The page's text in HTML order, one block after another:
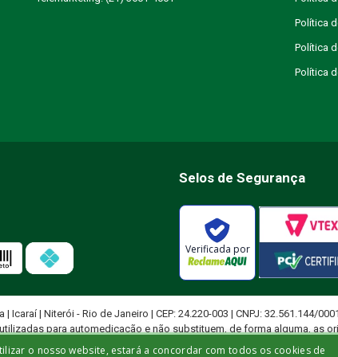
Política
Política
Política
Selos de Segurança
Verificada por
| Niterói - Rio de Janeiro | CEP: 24.220-003 | CNPJ: 32.561.144/
para automedicação e não substituem, de forma alguma, as
para diagnosticar problemas de saúde e prescrever tratamentos
o nosso website, estará a concordar com todos os cookies de